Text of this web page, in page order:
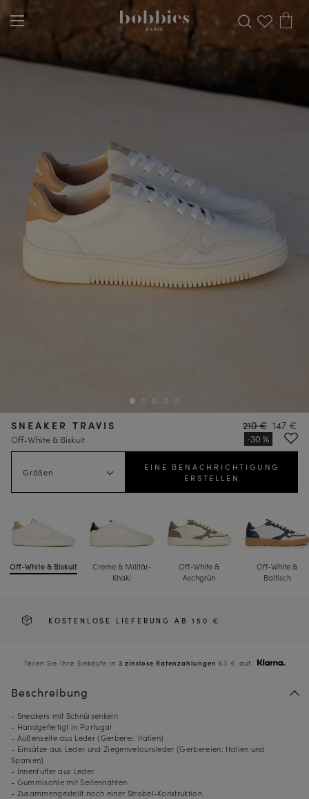
SNEAKER TRAVIS
Off-White & Biskuit
210 € 147 €
Größen
EINE BENACHRICHTIGUNG
ERSTELLEN
Off-White & Biskuit
Creme & Militär-
Khaki
Off-White &
Aschgrün
Off-White &
Baltisch
KOSTENLOSE LIEFERUNG AB 150 €
Teilen Sie Ihre Einkäufe in 3 zinslose Ratenzahlungen 63 € auf.
Beschreibung
- Sneakers mit Schnürsenkeln
- Handgefertigt in Portugal
- Außenseite aus Leder (Gerberei: Italien)
- Einsätze aus Leder und Ziegenveloursleder (Gerbereien: Italien und
Spanien)
- Innenfutter aus Leder
- Gummisohle mit Seitennähten
- Zusammengestellt nach einer Strobel-Konstruktion